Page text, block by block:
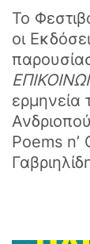
Το
οι
Poems